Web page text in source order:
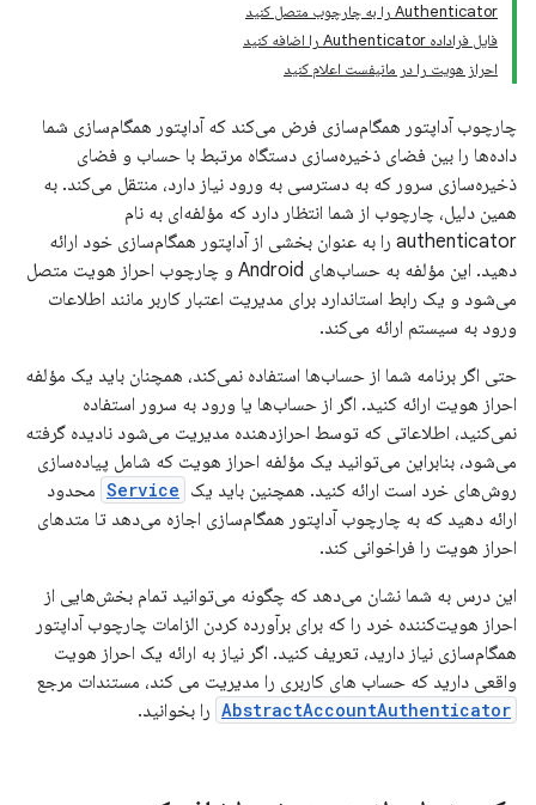
Authenticator را به چارچوب متصل کنید
فایل فراداده Authenticator را اضافه کنید
احراز هویت را در مانیفست اعلام کنید
چارچوب آداپتور همگام‌سازی فرض می‌کند که آداپتور همگام‌سازی شما
داده‌ها را بین فضای ذخیره‌سازی دستگاه مرتبط با حساب و فضای
ذخیره‌سازی سرور که به دسترسی به ورود نیاز دارد، منتقل می‌کند. به
همین دلیل، چارچوب از شما انتظار دارد که مؤلفه‌ای به نام
authenticator را به عنوان بخشی از آداپتور همگام‌سازی خود ارائه
دهید. این مؤلفه به حساب‌های Android و چارچوب احراز هویت متصل
می‌شود و یک رابط استاندارد برای مدیریت اعتبار کاربر مانند اطلاعات
ورود به سیستم ارائه می‌کند.
حتی اگر برنامه شما از حساب‌ها استفاده نمی‌کند، همچنان باید یک مؤلفه
احراز هویت ارائه کنید. اگر از حساب‌ها یا ورود به سرور استفاده
نمی‌کنید، اطلاعاتی که توسط احراز‌دهنده مدیریت می‌شود نادیده گرفته
می‌شود، بنابراین می‌توانید یک مؤلفه احراز هویت که شامل پیاده‌سازی
روش‌های خرد است ارائه کنید. همچنین باید یک Service محدود
ارائه دهید که به چارچوب آداپتور همگام‌سازی اجازه می‌دهد تا متدهای
احراز هویت را فراخوانی کند.
این درس به شما نشان می‌دهد که چگونه می‌توانید تمام بخش‌هایی از
احراز هویت‌کننده خرد را که برای برآورده کردن الزامات چارچوب آداپتور
همگام‌سازی نیاز دارید، تعریف کنید. اگر نیاز به ارائه یک احراز هویت
واقعی دارید که حساب های کاربری را مدیریت می کند، مستندات مرجع
AbstractAccountAuthenticator را بخوانید.